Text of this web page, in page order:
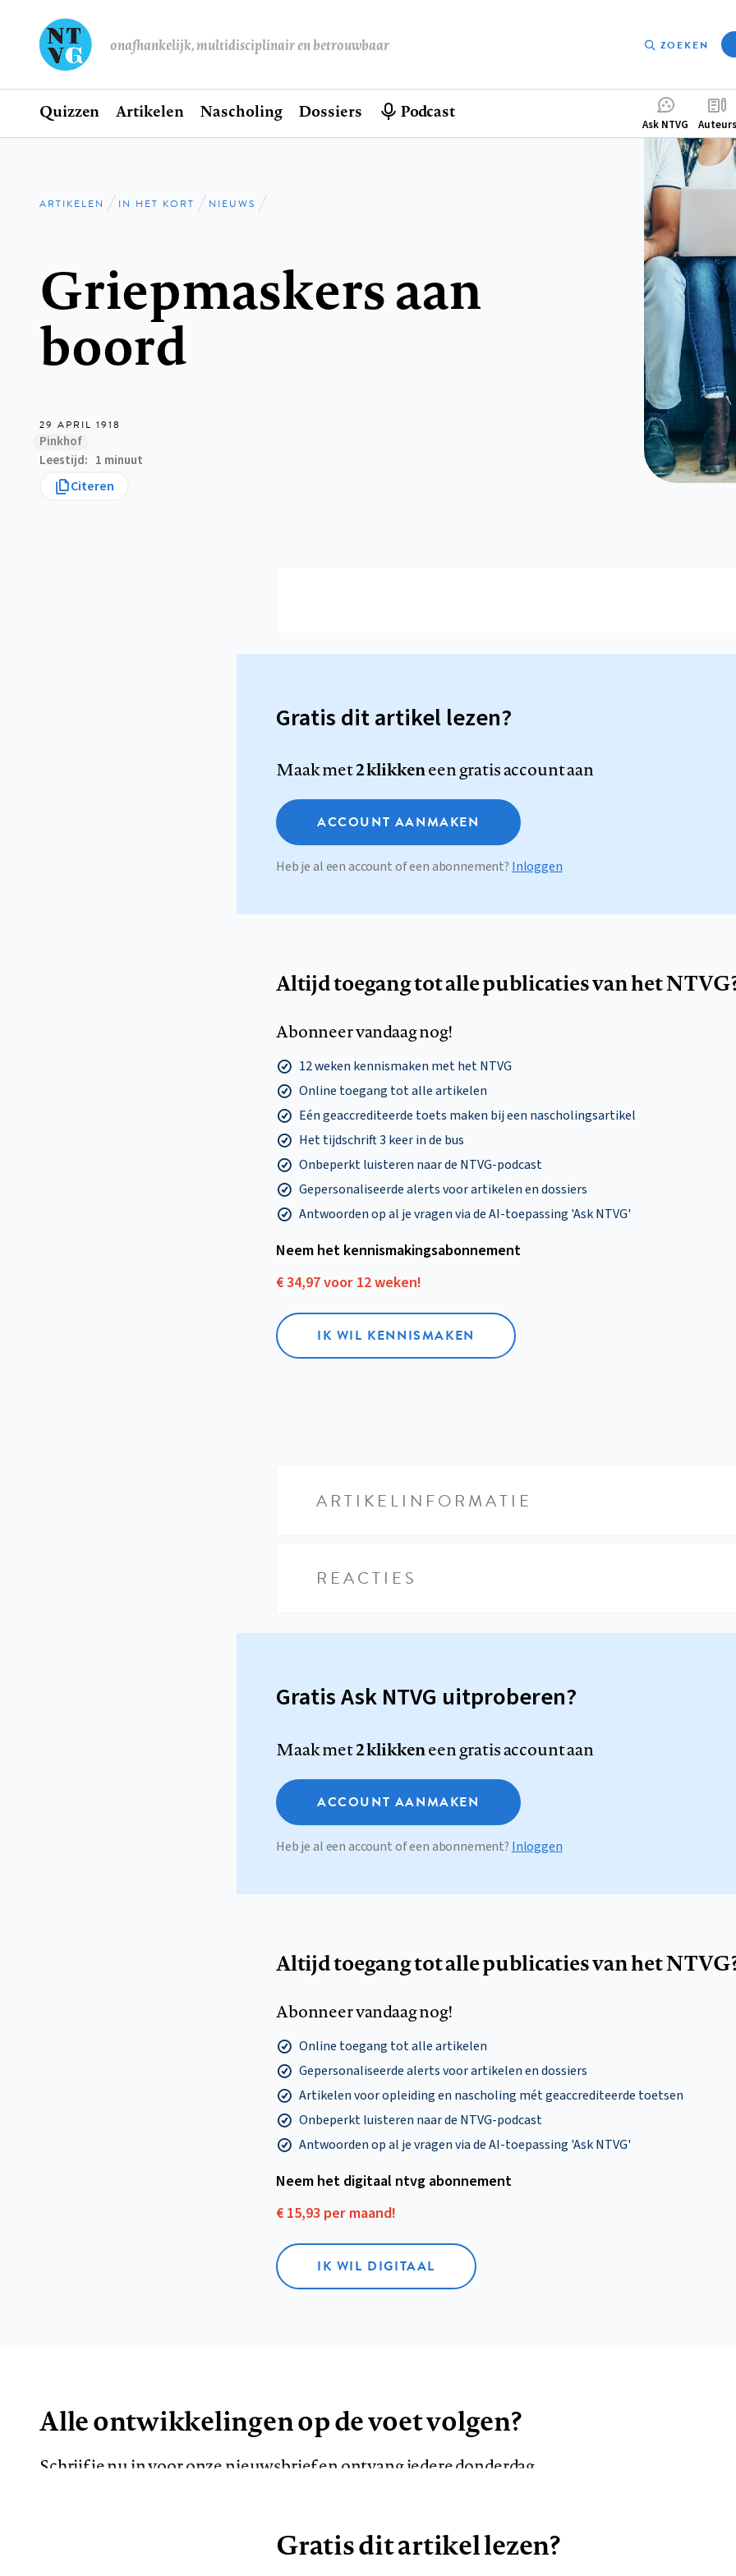
onafhankelijk, multidisciplinair en betrouwbaar ZOEKEN
Hoofdnavigatie
Home
Quizzen Artikelen Nascholing Dossiers Podcast
menu
Ask NTVG Auteurs
Kruimelpad
ARTIKELEN IN HET KORT NIEUWS
Griepmaskers aan
boord
29 APRIL 1918
Pinkhof
Leestijd
1 minuut
Citeren
Gratis dit artikel lezen?
Maak met2 klikkeneen gratis account aan
ACCOUNT AANMAKEN
Heb je al een account of een abonnement? Inloggen
Altijd toegang tot alle publicaties van het
Abonneer vandaag nog!
12 weken kennismaken met het NTVG
Online toegang tot alle artikelen
Eén geaccrediteerde toets maken bij een nascholingsartikel
Het tijdschrift 3 keer in de bus
Onbeperkt luisteren naar de NTVG-podcast
Gepersonaliseerde alerts voor artikelen en dossiers
Antwoorden op al je vragen via de AI-toepassing 'Ask NTVG'
Neem het kennismakings­abonnement
€ 34,97 voor 12 weken!
IK WIL KENNISMAKEN
ARTIKELINFORMATIE
REACTIES
Gratis Ask NTVG uitproberen?
Maak met2 klikkeneen gratis account aan
ACCOUNT AANMAKEN
Heb je al een account of een abonnement? Inloggen
Altijd toegang tot alle publicaties van het
Abonneer vandaag nog!
Online toegang tot alle artikelen
Gepersonaliseerde alerts voor artikelen en dossiers
Artikelen voor opleiding en nascholing mét geaccrediteerde toetsen
Onbeperkt luisteren naar de NTVG-podcast
Antwoorden op al je vragen via de AI-toepassing 'Ask NTVG'
Neem het digitaal ntvg abonnement
€ 15,93 per maand!
IK WIL DIGITAAL
Alle ontwikkelingen op de voet volgen?
Schrijf je nu in voor onze nieuwsbrief en ontvang iedere donderdag
AANMELDEN
Gratis dit artikel lezen?